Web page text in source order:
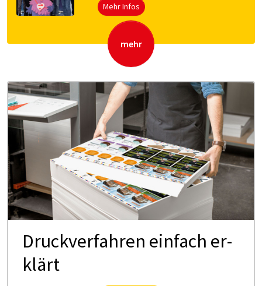
Mehr Infos
mehr
Druck­ver­fah­ren ein­fach er­
klärt